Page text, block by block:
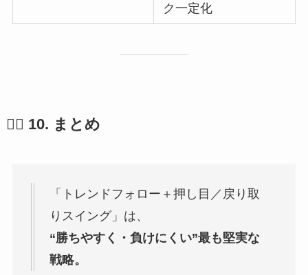
ク一定化
🧘‍♂️ 10. まとめ
「トレンドフォロー＋押し目／戻り取
りスイング」は、
“勝ちやすく・負けにくい”最も堅実な
戦略。